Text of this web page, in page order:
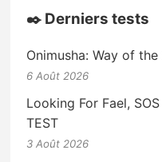
✒️ Derniers tests
Onimusha: Way of the
6 Août 2026
Looking For Fael,
TEST
3 Août 2026